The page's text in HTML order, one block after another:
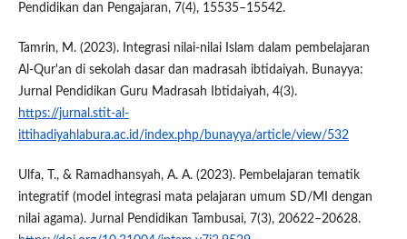
Pendidikan dan Pengajaran, 7(4), 15535–15542.
Tamrin, M. (2023). Integrasi nilai‑nilai Islam dalam pembelajaran
Al‑Qur'an di sekolah dasar dan madrasah ibtidaiyah. Bunayya:
Jurnal Pendidikan Guru Madrasah Ibtidaiyah, 4(3).
https://jurnal.stit-al-
ittihadiyahlabura.ac.id/index.php/bunayya/article/view/532
Ulfa, T., & Ramadhansyah, A. A. (2023). Pembelajaran tematik
integratif (model integrasi mata pelajaran umum SD/MI dengan
nilai agama). Jurnal Pendidikan Tambusai, 7(3), 20622–20628.